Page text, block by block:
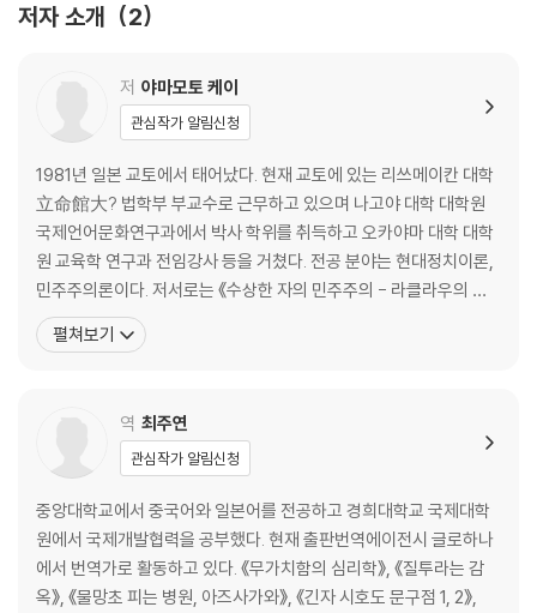
-양성 질투와 악성 질투
-아리스토텔레스의 질투론
(질투는 언제 발생하는가)
-상향 비교와 하향 비교
(상향 질투와 하향 질투)
-상대적 박탈감과 질투
(원숭이를 이용한 실험)
-‘Envy’와 ‘Jealousy’
(결여와 상실 | 채워지지 않는 욕구를 채우기 위해)
-샤덴프로이데 ─ 남의 불행은 나의 기쁨
(질투의 대상 | 질투를 해부하다)
-질투 공포는 끝없이 이어진다
(자신의 질투심을 타인이 알게 되는 공포 | 자신의 질투심을 스스로 인정하
-도덕적 질투
-질투의 경제학
(누진세는 질투심의 산물인가)
저자 소개 2
저 야마모토 케이
관심작가 알림신청
1981년 일본 교토에서 태어났다. 현재 교토에 있는 리쓰메이칸 대학
立命館大? 법학부 부교수로 근무하고 있으며 나고야 대학 대학원
국제언어문화연구과에서 박사 학위를 취득하고 오카야마 대학 대학
원 교육학 연구과 전임강사 등을 거쳤다. 전공 분야는 현대정치이론,
민주주의론이다. 저서로는 《수상한 자의 민주주의 - 라클라우의 정
치사상不審者のデモクラシ?―ラクラウの政治思想》, 《대립
주의 - 포퓰리즘 이후의 민주주의アンタゴニズムス―ポピュ…
代思想》, 《정치에서
펼쳐보기
역 최주연
관심작가 알림신청
중앙대학교에서 중국어와 일본어를 전공하고 경희대학교 국제대학
원에서 국제개발협력을 공부했다. 현재 출판번역에이전시 글로하나
에서 번역가로 활동하고 있다. 《무가치함의 심리학》, 《질투라는 감
옥》, 《물망초 피는 병원, 아즈사가와》, 《긴자 시호도 문구점 1, 2》,